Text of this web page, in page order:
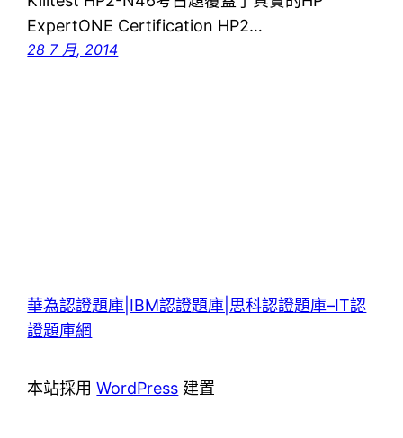
ExpertONE Certification HP2…
28 7 月, 2014
華為認證題庫|IBM認證題庫|思科認證題庫–IT認
證題庫網
本站採用WordPress 建置